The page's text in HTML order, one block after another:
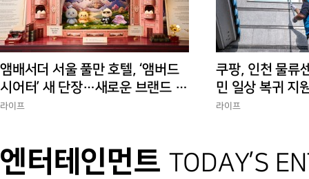
앰배서더 서울 풀만 호텔, ‘앰버드
시어터’ 새 단장…새로운 브랜드 경
험 선사
라이프
쿠팡, 인천 물류
민 일상 복귀 지
에 총력”
라이프
엔터테인먼트 TODAY’S